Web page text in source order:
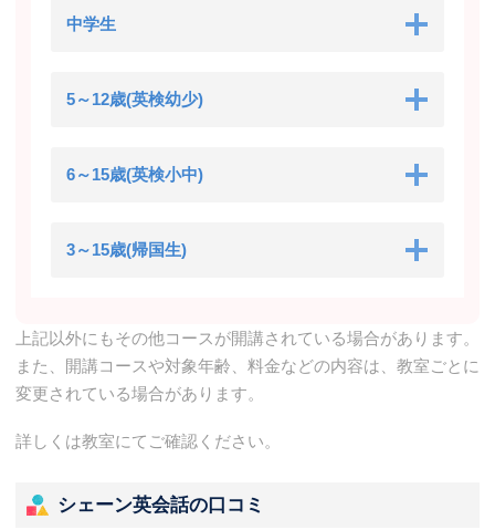
中学生
5～12歳(英検幼少)
6～15歳(英検小中)
3～15歳(帰国生)
上記以外にもその他コースが開講されている場合があります。
また、開講コースや対象年齢、料金などの内容は、教室ごとに
変更されている場合があります。
詳しくは教室にてご確認ください。
シェーン英会話の口コミ